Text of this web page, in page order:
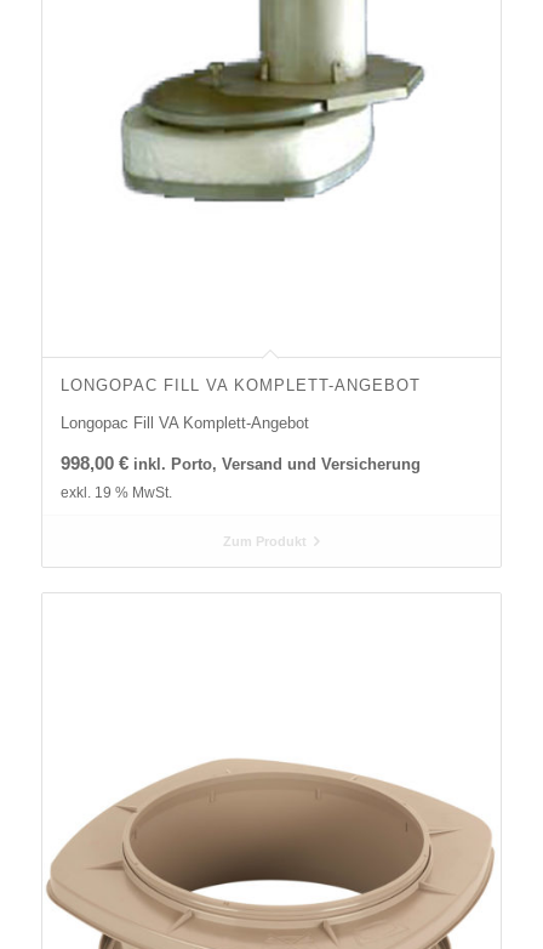
LONGOPAC FILL VA KOMPLETT-ANGEBOT
Longopac Fill VA Komplett-Angebot
998,00 €
exkl. 19 % MwSt.
Zum Produkt